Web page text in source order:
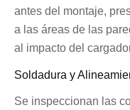
antes del montaje,
a las áreas de las
al impacto del
Soldadura y
Se inspeccionan las